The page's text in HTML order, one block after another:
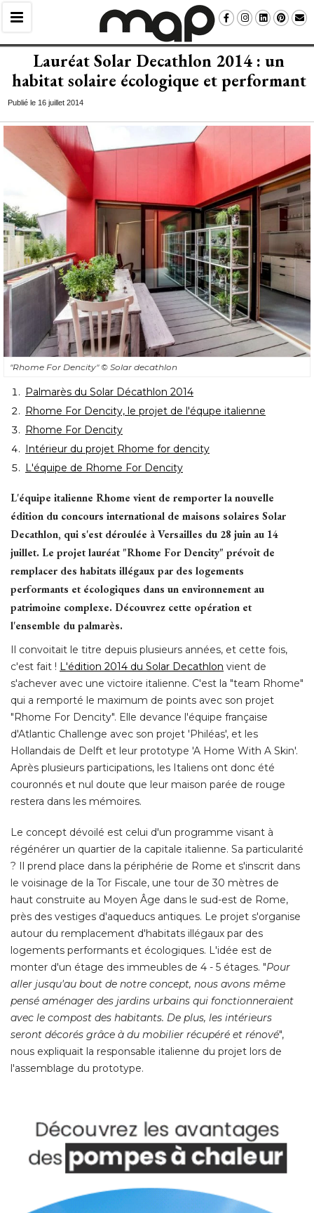
Lauréat Solar Decathlon 2014 : un
habitat solaire écologique et performant
Publié le 16 juillet 2014
"Rhome For Dencity" © Solar decathlon
Palmarès du Solar Décathlon 2014
Rhome For Dencity, le projet de l'équpe italienne
Rhome For Dencity
Intérieur du projet Rhome for dencity
L'équipe de Rhome For Dencity
L'équipe italienne Rhome vient de remporter la nouvelle
édition du concours international de maisons solaires Solar
Decathlon, qui s'est déroulée à Versailles du 28 juin au 14
juillet. Le projet lauréat "Rhome For Dencity" prévoit de
remplacer des habitats illégaux par des logements
performants et écologiques dans un environnement au
patrimoine complexe. Découvrez cette opération et
l'ensemble du palmarès.
Il convoitait le titre depuis plusieurs années, et cette fois,
c'est fait ! L'édition 2014 du Solar Decathlon vient de
s'achever avec une victoire italienne. C'est la "team Rhome"
qui a remporté le maximum de points avec son projet
"Rhome For Dencity". Elle devance l'équipe française
d'Atlantic Challenge avec son projet 'Philéas', et les
Hollandais de Delft et leur prototype 'A Home With A Skin'.
Après plusieurs participations, les Italiens ont donc été
couronnés et nul doute que leur maison parée de rouge
restera dans les mémoires.
Le concept dévoilé est celui d'un programme visant à
régénérer un quartier de la capitale italienne. Sa particularité
? Il prend place dans la périphérie de Rome et s'inscrit dans
le voisinage de la Tor Fiscale, une tour de 30 mètres de
haut construite au Moyen Âge dans le sud-est de Rome,
près des vestiges d'aqueducs antiques. Le projet s'organise
autour du remplacement d'habitats illégaux par des
logements performants et écologiques. L'idée est de
monter d'un étage des immeubles de 4 - 5 étages. "Pour
aller jusqu'au bout de notre concept, nous avons même
pensé aménager des jardins urbains qui fonctionneraient
avec le compost des habitants. De plus, les intérieurs
seront décorés grâce à du mobilier récupéré et rénové",
nous expliquait la responsable italienne du projet lors de
l'assemblage du prototype.